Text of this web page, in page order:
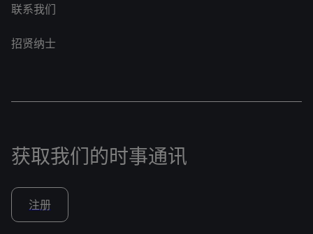
联系我们
招贤纳士
获取我们的时事通讯
注册